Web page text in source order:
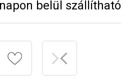
belül szállítható